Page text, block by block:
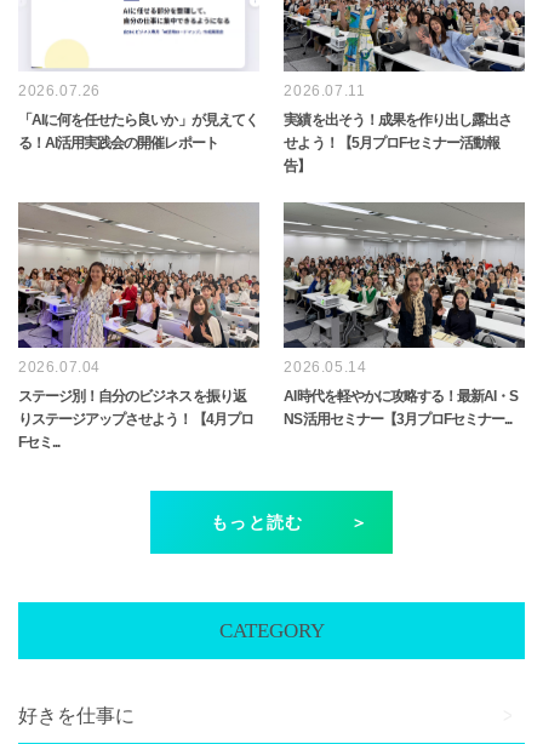
2026.07.26
「AIに何を任せたら良いか」が見えてく
る！AI活用実践会の開催レポート
2026.07.11
実績を出そう！成果を作り出し露出さ
せよう！【5月プロFセミナー活動報
告】
2026.07.04
ステージ別！自分のビジネスを振り返
りステージアップさせよう！【4月プロ
Fセミ...
2026.05.14
AI時代を軽やかに攻略する！最新AI・S
NS活用セミナー【3月プロFセミナー...
もっと読む
CATEGORY
好きを仕事に